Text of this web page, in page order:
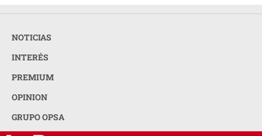
NOTICIAS
INTERÉS
PREMIUM
OPINION
GRUPO OPSA